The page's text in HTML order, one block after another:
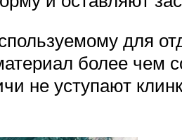
для
более чем
не уступают